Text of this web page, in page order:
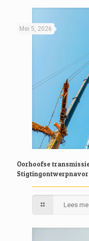
Mei 5, 2026
Oorhoofse
Lees